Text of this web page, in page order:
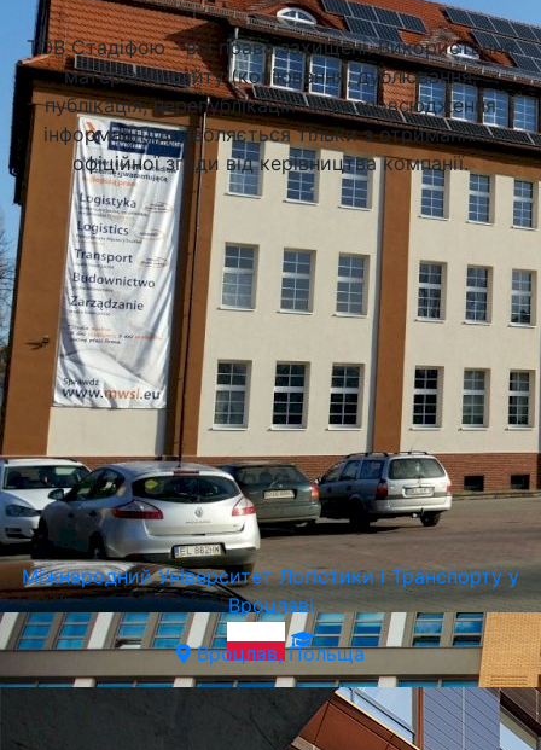
Академія Фінансів та Бізнесу Vistula у Варшаві (Vistula
University)
Варшава, Польща
Міжнародний Університет Логістики і Транспорту у
Вроцлаві
Вроцлав, Польща
Підібрати університет
ТОВ Стадіфою - всі права захищені. Використання
матеріалів сайту (копіювання, дублювання,
публікація, перепублікація чи розповсюдження
інформації) дозволяється тільки з отриманням
офіційної згоди від керівництва компанії.